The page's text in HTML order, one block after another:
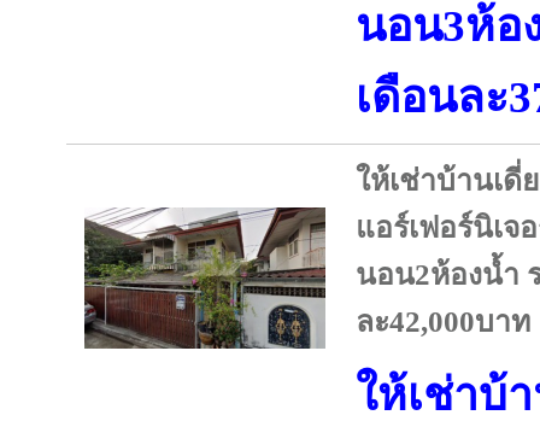
นอน3ห้อ
เดือนละ
ให้เช่าบ้านเดี่
แอร์เฟอร์นิเจ
นอน2ห้องน้ำ
ละ42,000บาท
ให้เช่าบ้